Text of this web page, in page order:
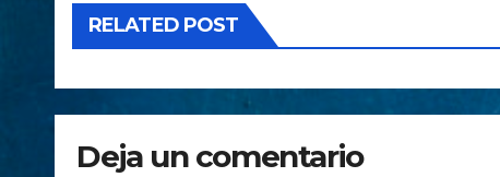
RELATED POST
Deja un comentario